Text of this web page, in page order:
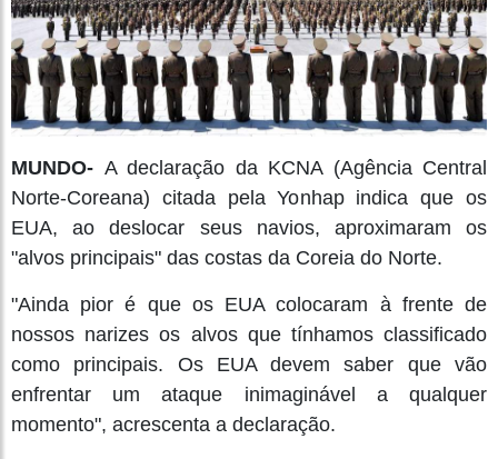
MUNDO- A declaração da KCNA (Agência Central
Norte-Coreana) citada pela Yonhap indica que os
EUA, ao deslocar seus navios, aproximaram os
"alvos principais" das costas da Coreia do Norte.
"Ainda pior é que os EUA colocaram à frente de
nossos narizes os alvos que tínhamos classificado
como principais. Os EUA devem saber que vão
enfrentar um ataque inimaginável a qualquer
momento", acrescenta a declaração.